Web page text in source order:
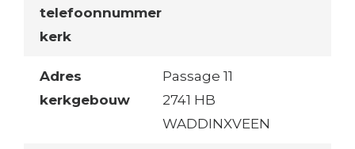
telefoonnummer
kerk
Adres
kerkgebouw
Passage 11
2741 HB
WADDINXVEEN